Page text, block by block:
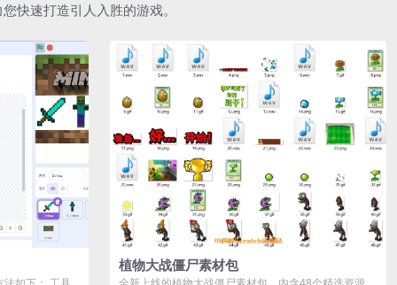
快速打造引人入胜的游戏。
植物大战僵尸素材包